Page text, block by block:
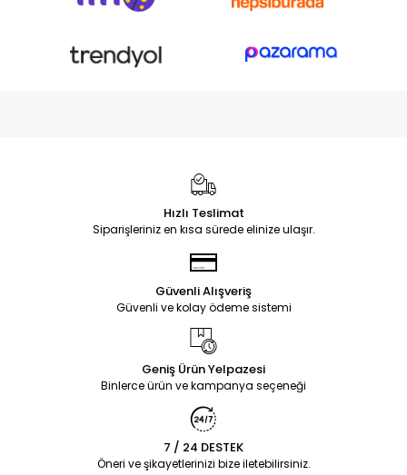
Hızlı Teslimat
Siparişleriniz en kısa sürede elinize ulaşır.
Güvenli Alışveriş
Güvenli ve kolay ödeme sistemi
Geniş Ürün Yelpazesi
Binlerce ürün ve kampanya seçeneği
7 / 24 DESTEK
Öneri ve şikayetlerinizi bize iletebilirsiniz.